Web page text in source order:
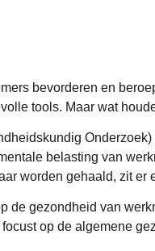
bevorderen en
tools. Maar wat
belasting van
worden gehaald, zit
de gezondheid van
op de algemene